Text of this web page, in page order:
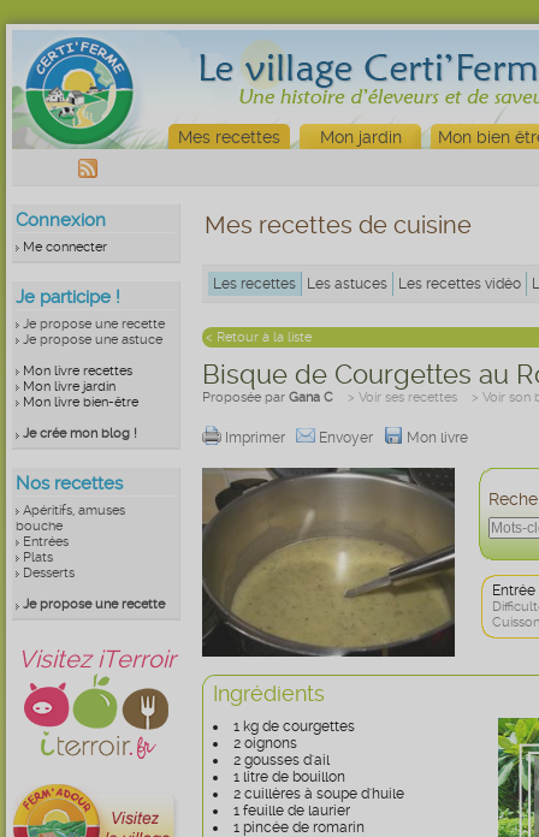
Mes recettes Mon jardin Mon bien
Connexion
Me connecter
Je participe !
Je propose une recette
Je propose une astuce
Mon livre recettes
Mon livre jardin
Mon livre bien-être
Je crée mon blog !
Nos recettes
Apéritifs, amuses
bouche
Entrées
Plats
Desserts
Je propose une recette
Visitez iTerroir
Mes recettes de cuisine
Les recettes Les astuces Les recettes vidéo
< Retour à la liste
Bisque de Courgettes au
Proposée par Gana C > Voir ses recettes > Voir son
Imprimer Envoyer Mon livre
Entrée
Ingrédients
1 kg de courgettes
2 oignons
2 gousses d'ail
1 litre de bouillon
2 cuillères à soupe d'huile
1 feuille de laurier
1 pincée de romarin